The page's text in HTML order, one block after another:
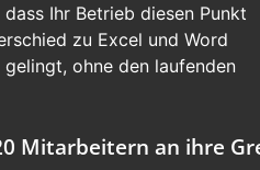
Ihr Betrieb diesen Punkt
zu Excel und Word
ohne den laufenden
Mitarbeitern an ihre